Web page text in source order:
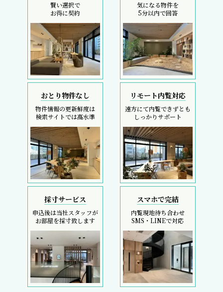
賢い選択で
お得に契約
気になる物件を
5分以内で回答
おとり物件なし
物件情報の更新鮮度は
検索サイトでは高水準
リモート内覧対応
遠方にて内覧できずとも
しっかりサポート
採寸サービス
申込後は当社スタッフが
お部屋を採寸致します
スマホで完結
内覧現地待ち合わせ
SMS・LINEで対応